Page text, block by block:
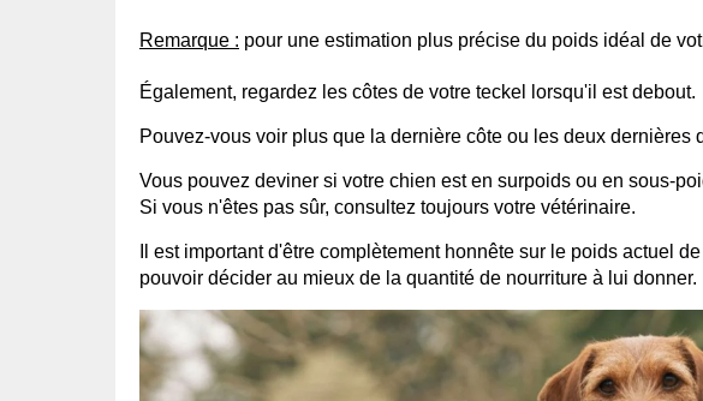
Remarque : pour une estimation plus précise du poids idéal de
Également, regardez les côtes de votre teckel lorsqu'il est debout.
Pouvez-vous voir plus que la dernière côte ou les deux dernières
Vous pouvez deviner si votre chien est en surpoids ou en sous-
Si vous n'êtes pas sûr, consultez toujours votre vétérinaire.
Il est important d'être complètement honnête sur le poids actuel
pouvoir décider au mieux de la quantité de nourriture à lui donner.